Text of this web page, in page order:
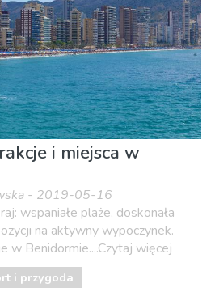
i miejsca w
- 2019-05-16
wspaniałe plaże, doskonała
na aktywny wypoczynek.
w Benidormie....Czytaj więcej
i przygoda